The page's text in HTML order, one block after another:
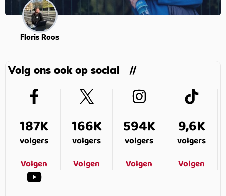
Floris Roos
Volg ons ook op social
187K
volgers
Volgen
166K
volgers
Volgen
594K
volgers
Volgen
9,6K
volgers
Volgen